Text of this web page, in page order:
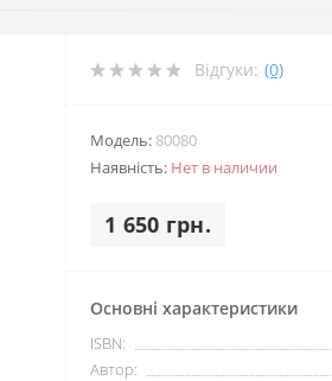
Відгуки: (0)
Модель: 80080
Наявність: Нет в наличии
1 650 грн.
Основні характеристики
ISBN:
Автор: